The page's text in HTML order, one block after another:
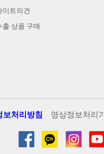
이트의견
출 상품 구매
보처리방침 영상정보처리